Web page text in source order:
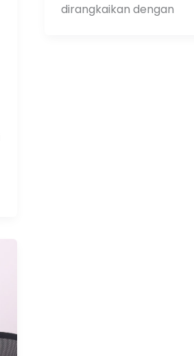
dirangkaikan dengan